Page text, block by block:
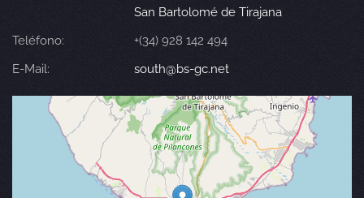
San Bartolomé de Tirajana
Teléfono:
+(34) 928 142 494
E-Mail:
south@bs-gc.net